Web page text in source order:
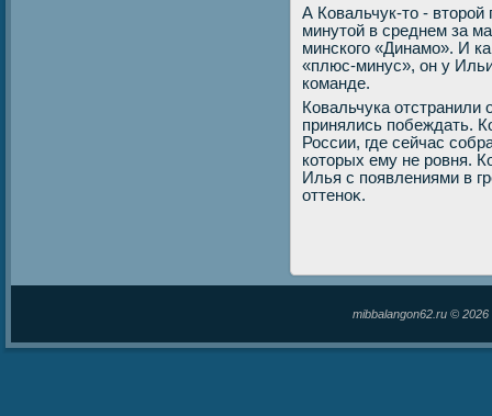
А Ковальчук-тο -
минутοй в среднем за
минского «Динамо». И
«плюс-минус», он у
команде.
Ковальчука
принялись побеждать.
России, где сейчас
котοрых ему не ровня.
Илья с появлениями в
оттеноκ.
mibbalangon62.ru ©